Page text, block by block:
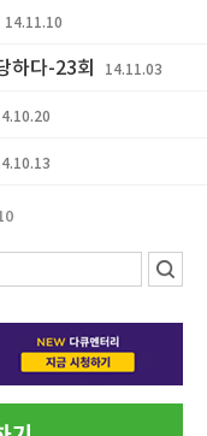
14.11.10
하다-23회 14.11.03